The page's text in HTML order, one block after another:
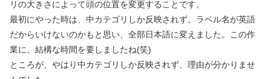
リの大きさによって頭の位置を変更することです。
最初にやった時は、中カテゴリしか反映されず。ラベル名が英語
だからいけないのかもと思い、全部日本語に変えました。この作
業に、結構な時間を要しましたね(笑)
ところが、やはり中カテゴリしか反映されず、理由が分かりませ